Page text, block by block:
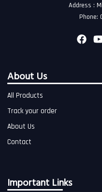
Address :
Phone:
About Us
All Products
Track your order
About Us
Contact
Important Links